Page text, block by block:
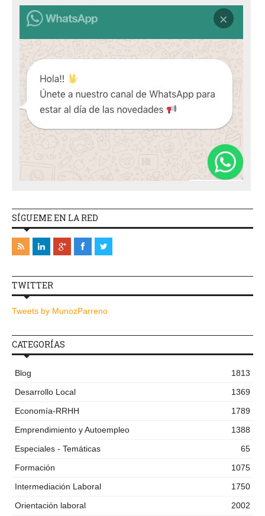
SÍGUEME EN LA RED
TWITTER
Tweets by MunozParreno
CATEGORÍAS
Blog
1813
Desarrollo Local
1369
Economía-RRHH
1789
Emprendimiento y Autoempleo
1388
Especiales - Temáticas
65
Formación
1075
Intermediación Laboral
1750
Orientación laboral
2002